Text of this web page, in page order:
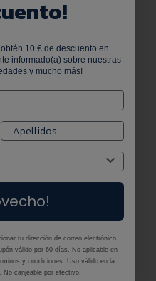
10 € de descuento en
informado(a) sobre nuestras
y mucho más!
tu dirección de correo electrónico
válido por 60 días. No aplicable en
y condiciones. Uso válido en la
No canjeable por efectivo.